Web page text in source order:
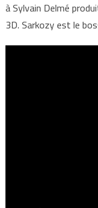
à Sylvain Delmé
3D. Sarkozy est le